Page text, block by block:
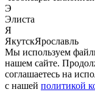
Э
Элиста
Я
ЯкутскЯрославль
Мы используем
нашем сайте.
соглашаетесь на
с нашей политикой